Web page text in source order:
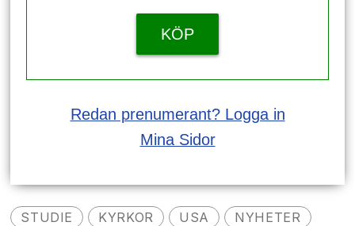
KÖP
Redan prenumerant? Logga in
Mina Sidor
STUDIE KYRKOR USA
NYHETER